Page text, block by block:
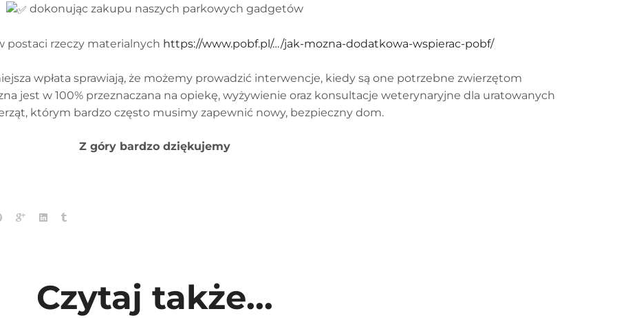
dokonując zakupu naszych parkowych gadgetów
postaci rzeczy materialnych https://www.pobf.pl/…/jak-mozna-dodatkowa-wspierac-pobf/
wpłata sprawiają, że możemy prowadzić interwencje, kiedy są one potrzebne zwierzętom
jest w 100% przeznaczana na opiekę, wyżywienie oraz konsultacje weterynaryjne dla uratowanych
którym bardzo często musimy zapewnić nowy, bezpieczny dom.
Z góry bardzo dziękujemy
Czytaj także...